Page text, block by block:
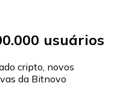
usuários
cripto, novos
da Bitnovo